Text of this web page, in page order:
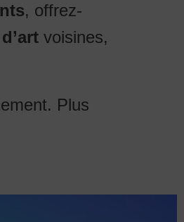
, offrez-
voisines,
Plus